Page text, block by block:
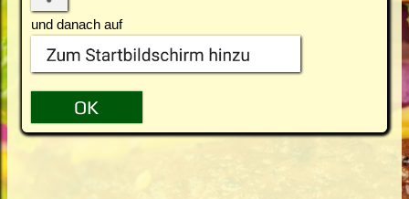
und danach auf